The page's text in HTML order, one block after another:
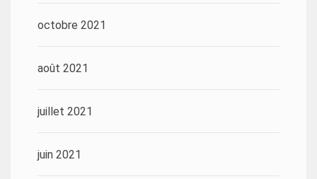
octobre 2021
août 2021
juillet 2021
juin 2021